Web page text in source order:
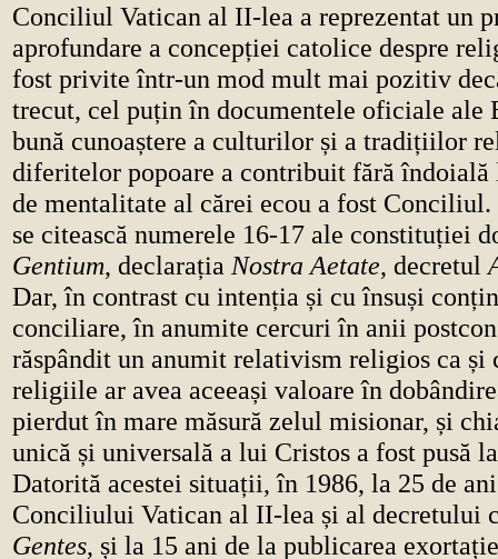
Conciliul Vatican al II-lea a reprezentat un
aprofundare a concepției catolice despre
fost privite într-un mod mult mai pozitiv
trecut, cel puțin în documentele oficiale ale
bună cunoaștere a culturilor și a tradițiilor
diferitelor popoare a contribuit fără îndoială
de mentalitate al cărei ecou a fost Conciliul.
se citească numerele 16-17 ale constituției
Gentium, declarația Nostra Aetate, decretul
Dar, în contrast cu intenția și cu însuși
conciliare, în anumite cercuri în anii
răspândit un anumit relativism religios ca și
religiile ar avea aceeași valoare în
pierdut în mare măsură zelul misionar, și
unică și universală a lui Cristos a fost pusă
Datorită acestei situații, în 1986, la 25 de
Conciliului Vatican al II-lea și al decretului
Gentes, și la 15 ani de la publicarea